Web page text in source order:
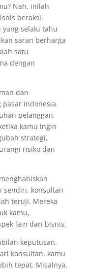
Nah, inilah
beraksi.
yang selalu tahu
saran berharga
satu
dengan
dan
Indonesia.
pelanggan,
kamu ingin
strategi,
risiko dan
sendiri, konsultan
teruji. Mereka
kamu,
lain dari bisnis.
keputusan.
konsultan, kamu
tepat. Misalnya,